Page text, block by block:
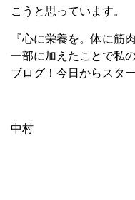
こうと思っています。
『心に栄養を。体に筋
一部に加えたことで私
ブログ！今日からスター
中村